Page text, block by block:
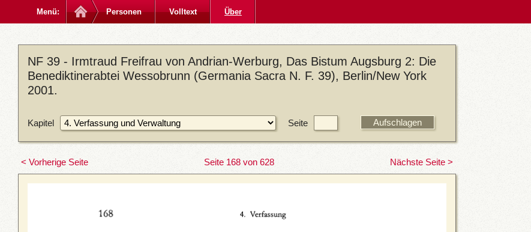
Menü: Personen Volltext Über
NF 39 - Irmtraud Freifrau von Andrian-Werburg, Das Bistum Augsburg 2: Die
Benediktinerabtei Wessobrunn (Germania Sacra N. F. 39), Berlin/New York
2001.
Kapitel Seite
< Vorherige Seite Seite 168 von 628 Nächste Seite >